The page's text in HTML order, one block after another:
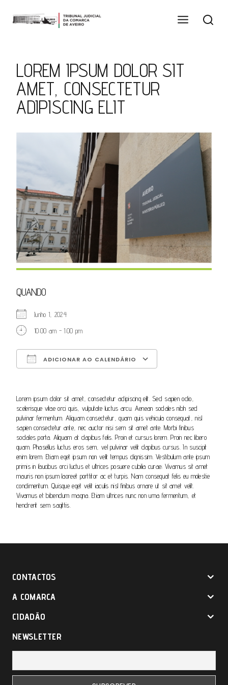
content
LOREM IPSUM DOLOR SIT
AMET, CONSECTETUR
ADIPISCING ELIT
QUANDO
Junho 1, 2024
10:00 am - 1:00 pm
ADICIONAR AO CALENDÁRIO
Lorem ipsum dolor sit amet, consectetur adipiscing elit. Sed sapien odio,
scelerisque vitae orci quis, vulputate luctus arcu. Aenean sodales nibh sed
pulvinar fermentum. Aliquam consectetur, quam quis vehicula consequat, nisl
sapien consectetur ante, nec auctor nisi sem sit amet ante. Morbi finibus
sodales porta. Aliquam at dapibus felis. Proin et cursus lorem. Proin nec libero
quam. Phasellus luctus eros sem, vel pulvinar velit dapibus cursus. In suscipit
enim lorem. Etiam eget ipsum non velit tempus dignissim. Vestibulum ante ipsum
primis in faucibus orci luctus et ultrices posuere cubilia curae; Vivamus sit amet
mauris non ipsum laoreet porttitor ac et turpis. Nam consequat felis eu molestie
condimentum. Quisque eget velit iaculis nisl finibus ornare ut sit amet velit.
Vivamus et bibendum magna. Etiam ultrices nunc non urna fermentum, et
hendrerit sem sagittis.
CONTACTOS
A COMARCA
CIDADÃO
NEWSLETTER